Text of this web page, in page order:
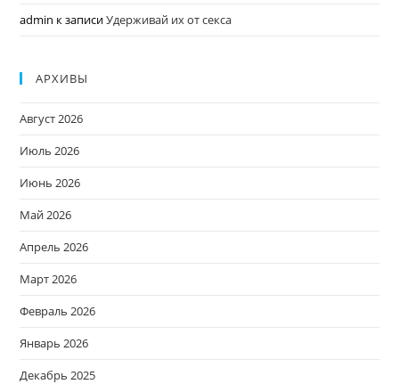
admin к записиУдерживай их от секса
АРХИВЫ
Август 2026
Июль 2026
Июнь 2026
Май 2026
Апрель 2026
Март 2026
Февраль 2026
Январь 2026
Декабрь 2025